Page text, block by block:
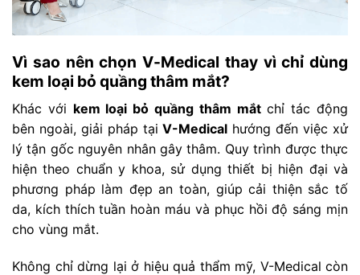
Vì sao nên chọn V-Medical thay vì chỉ dùng
kem loại bỏ quầng thâm mắt?
Khác với kem loại bỏ quầng thâm mắtchỉ tác động
bên ngoài, giải pháp tạiV-Medical hướng đến việc xử
lý tận gốc nguyên nhân gây thâm. Quy trình được thực
hiện theo chuẩn y khoa, sử dụng thiết bị hiện đại và
phương pháp làm đẹp an toàn, giúp cải thiện sắc tố
da, kích thích tuần hoàn máu và phục hồi độ sáng mịn
cho vùng mắt.
Không chỉ dừng lại ở hiệu quả thẩm mỹ, V-Medical còn